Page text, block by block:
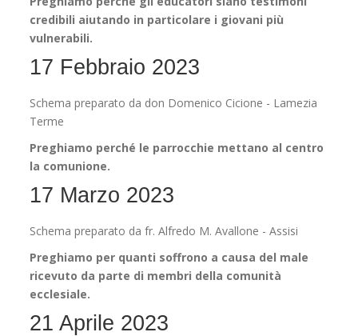
credibili aiutando in particolare i giovani più
vulnerabili.
17 Febbraio 2023
Schema preparato da don Domenico Cicione - Lamezia
Terme
Preghiamo perché le parrocchie mettano al centro
la comunione.
17 Marzo 2023
Schema preparato da fr. Alfredo M. Avallone - Assisi
Preghiamo per quanti soffrono a causa del male
ricevuto da parte di membri della comunità
ecclesiale.
21 Aprile 2023